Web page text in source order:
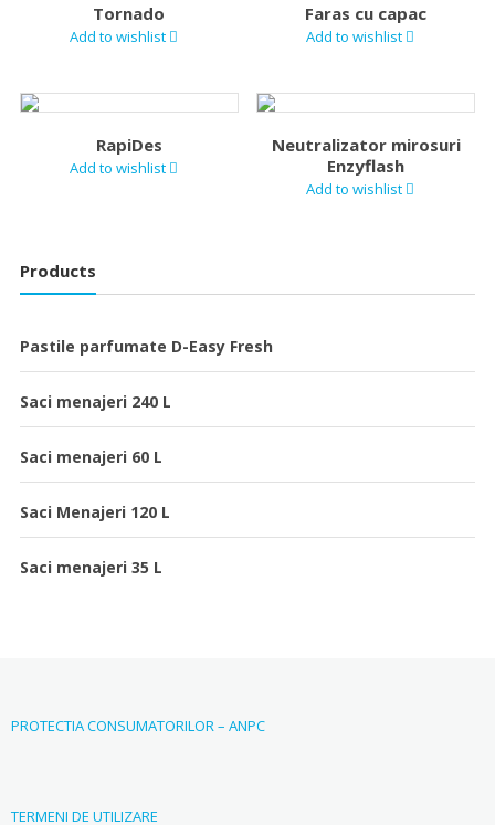
Tornado
Add to wishlist
Faras cu capac
Add to wishlist
RapiDes
Add to wishlist
Neutralizator mirosuri
Enzyflash
Add to wishlist
Products
Pastile parfumate D-Easy Fresh
Saci menajeri 240 L
Saci menajeri 60 L
Saci Menajeri 120 L
Saci menajeri 35 L
PROTECTIA CONSUMATORILOR – ANPC
TERMENI DE UTILIZARE